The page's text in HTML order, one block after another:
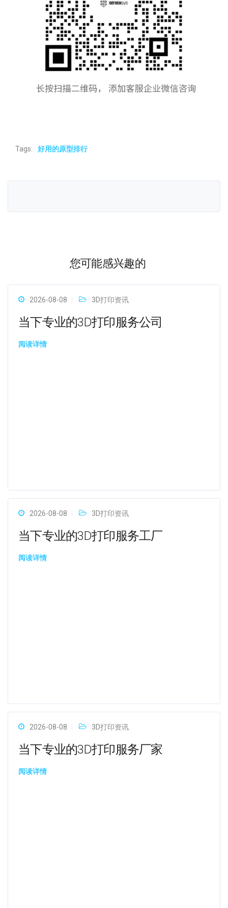
Tags: 好用的原型排行
您可能感兴趣的
2026-08-08 3D打印资讯
当下专业的3D打印服务公司
阅读详情
2026-08-08 3D打印资讯
当下专业的3D打印服务工厂
阅读详情
2026-08-08 3D打印资讯
当下专业的3D打印服务厂家
阅读详情